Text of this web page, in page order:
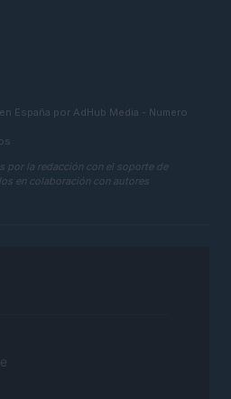
España por AdHub Media - Numero
por la redacción con el soporte de
en colaboración con autores